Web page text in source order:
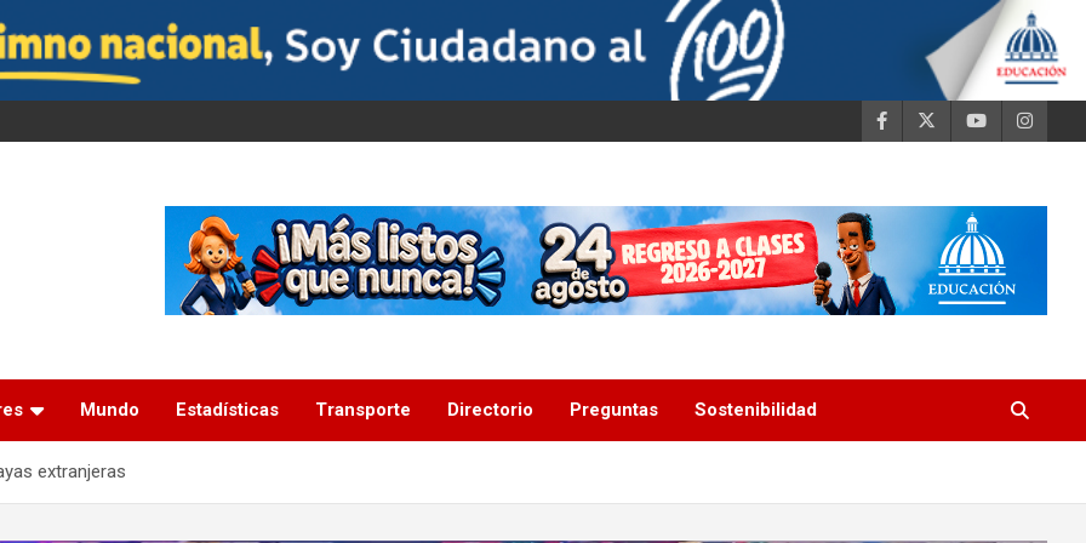
Mundo Estadísticas Transporte Directorio Preguntas Sostenibilidad
extranjeras